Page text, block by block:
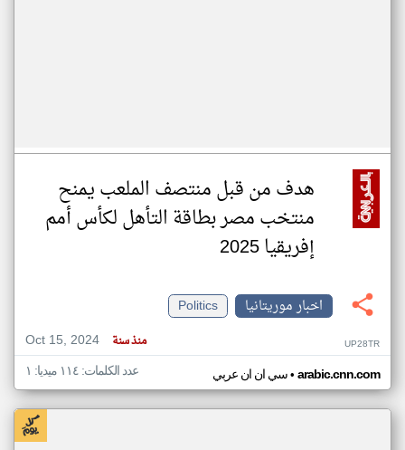
هدف من قبل منتصف الملعب يمنح
منتخب مصر بطاقة التأهل لكأس أمم
إفريقيا 2025
اخبار موريتانيا
Politics
Oct 15, 2024
منذ سنة UP28TR
سي ان ان عربي• arabic.cnn.com عدد الكلمات: ١١٤ ميديا: ١